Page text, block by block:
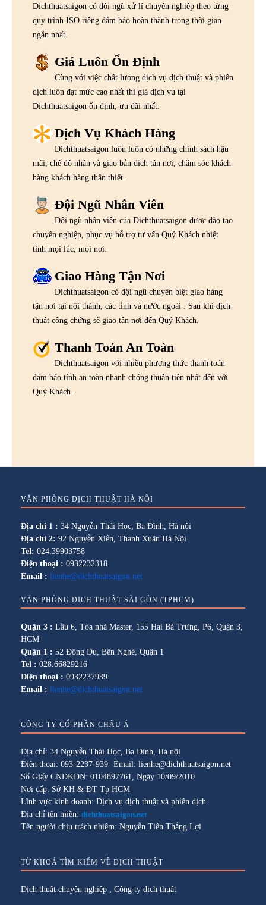
Dichthuatsaigon có đội ngũ xử lí chuyên nghiệp theo từng
quy trình ISO riêng đảm bảo hoàn thành trong thời gian
ngắn nhất.
Giá Luôn Ổn Định
Cùng với việc chất lượng dịch vụ dịch thuật và phiên
dịch luôn đạt mức cao nhất thì giá dịch vụ tại
Dichthuatsaigon ổn định, ưu đãi nhất.
Dịch Vụ Khách Hàng
Dichthuatsaigon luôn luôn có những chính sách hậu
mãi, chế độ nhận và giao bản dịch tận nơi, chăm sóc khách
hàng khách hàng thân thiết.
Đội Ngũ Nhân Viên
Đội ngũ nhân viên của Dichthuatsaigon được đào tạo
chuyên nghiệp, phục vụ hỗ trợ tư vấn Quý Khách nhiệt
tình mọi lúc, mọi nơi.
Giao Hàng Tận Nơi
Dichthuatsaigon có đội ngũ chuyên biệt giao hàng
tận nơi tại nội thành, các tỉnh và nước ngoài . Sau khi dịch
thuật công chứng sẽ giao tận nơi đến Quý Khách.
Thanh Toán An Toàn
Dichthuatsaigon với nhiều phương thức thanh toán
đảm bảo tính an toàn nhanh chóng thuận tiện nhất đến với
Quý Khách.
VĂN PHÒNG DỊCH THUẬT HÀ NỘI
Địa chỉ 1 : 34 Nguyễn Thái Học, Ba Đình, Hà nội
Địa chỉ 2: 92 Nguyễn Xiển, Thanh Xuân Hà Nội
Tel: 024.39903758
Điện thoại : 0932232318
Email : lienhe@dichthuatsaigon.net
VĂN PHÒNG DỊCH THUẬT SÀI GÒN (TPHCM)
Quận 3 : Lầu 6, Tòa nhà Master, 155 Hai Bà Trưng, P6, Quận 3,
HCM
Quận 1 : 52 Đông Du, Bến Nghé, Quận 1
Tel : 028.66829216
Điện thoại : 0932237939
Email : lienhe@dichthuatsaigon.net
CÔNG TY CỔ PHẦN CHÂU Á
Địa chỉ: 34 Nguyễn Thái Học, Ba Đình, Hà nội
Điện thoại: 093-2237-939- Email: lienhe@dichthuatsaigon.net
Số Giấy CNĐKDN: 0104897761, Ngày 10/09/2010
Nơi cấp: Sở KH & ĐT Tp HCM
Lĩnh vực kinh doanh: Dịch vụ dịch thuật và phiên dịch
Địa chỉ tên miền: dichthuatsaigon.net
Tên người chịu trách nhiệm: Nguyễn Tiến Thắng Lợi
TỪ KHOÁ TÌM KIẾM VỀ DỊCH THUẬT
Dịch thuật chuyên nghiệp , Công ty dịch thuật